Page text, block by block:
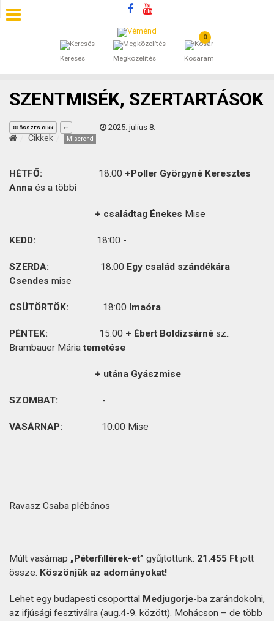
Keresés Megközelítés
0
Kosaram
SZÁLLÁSOK
ÁLTALÁNOS SZERZŐDÉSI FELTÉTELEK
KINCSES BARANYA VÉMÉND
KAPCSOLAT
SZENTMISÉK, SZERTARTÁSOK
ÖSSZES CIKK 2025. julius 8.
Cikkek Miserend
HÉTFŐ: 18:00 +Poller Györgyné Keresztes
Anna és a többi
+ családtag Énekes Mise
KEDD: 18:00 -
SZERDA: 18:00 Egy család szándékára
Csendes mise
CSÜTÖRTÖK: 18:00 Imaóra
PÉNTEK: 15:00 + Ébert Boldizsárné sz.:
Brambauer Máriatemetése
+ utána Gyászmise
SZOMBAT: -
VASÁRNAP: 10:00 Mise
Ravasz Csaba plébános
Múlt vasárnap „Péterfillérek-et” gyűjtöttünk: 21.455 Ft jött
össze. Köszönjük az adományokat!
Lehet egy budapesti csoporttal Medjugorje-ba zarándokolni,
az ifjúsági fesztiválra (aug.4-9. között). Mohácson – de több